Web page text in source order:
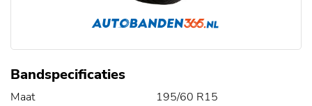
Bandspecificaties
Maat
195/60 R15